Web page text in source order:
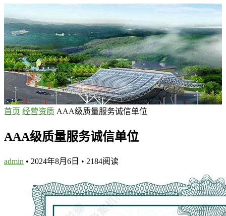
首页 经营资质 AAA级质量服务诚信单位
AAA级质量服务诚信单位
admin • 2024年8月6日 • 2184阅读